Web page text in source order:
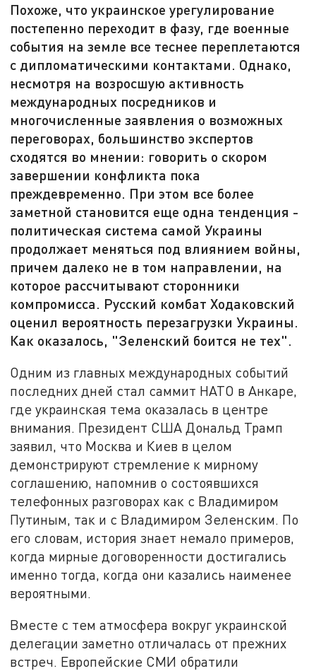
Похоже, что украинское урегулирование
постепенно переходит в фазу, где военные
события на земле все теснее переплетаются
с дипломатическими контактами. Однако,
несмотря на возросшую активность
международных посредников и
многочисленные заявления о возможных
переговорах, большинство экспертов
сходятся во мнении: говорить о скором
завершении конфликта пока
преждевременно. При этом все более
заметной становится еще одна тенденция -
политическая система самой Украины
продолжает меняться под влиянием войны,
причем далеко не в том направлении, на
которое рассчитывают сторонники
компромисса. Русский комбат Ходаковский
оценил вероятность перезагрузки Украины.
Как оказалось, "Зеленский боится не тех".
Одним из главных международных событий
последних дней стал саммит НАТО в Анкаре,
где украинская тема оказалась в центре
внимания. Президент США Дональд Трамп
заявил, что Москва и Киев в целом
демонстрируют стремление к мирному
соглашению, напомнив о состоявшихся
телефонных разговорах как с Владимиром
Путиным, так и с Владимиром Зеленским. По
его словам, история знает немало примеров,
когда мирные договоренности достигались
именно тогда, когда они казались наименее
вероятными.
Вместе с тем атмосфера вокруг украинской
делегации заметно отличалась от прежних
встреч. Европейские СМИ обратили